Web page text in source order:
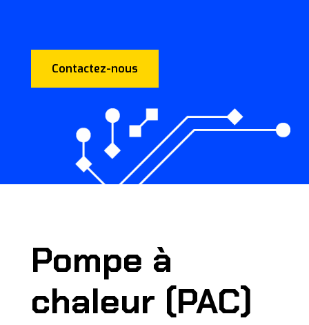
Contactez-nous
Pompe à
chaleur (PAC)